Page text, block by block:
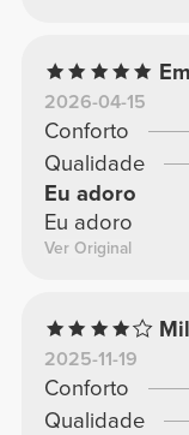
2026-04-15
Conforto
Qualidade
Eu adoro
Eu adoro
Ver Original
2025-11-19
Conforto
Qualidade